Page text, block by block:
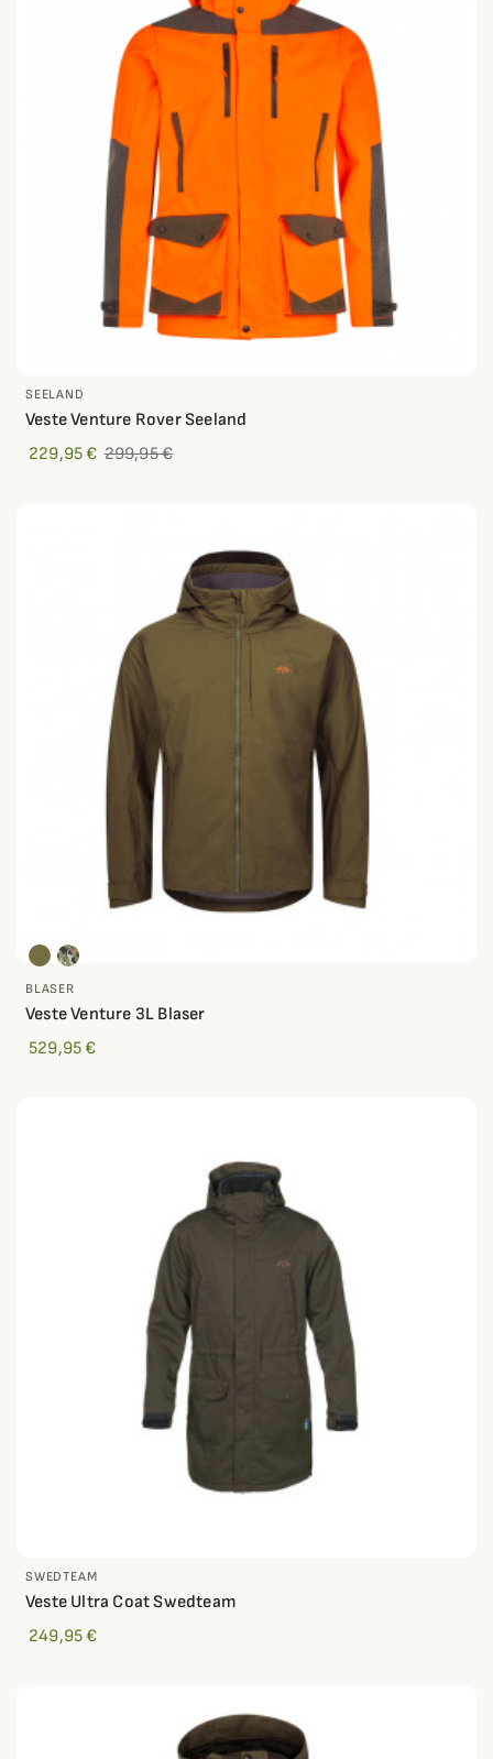
SEELAND
Veste Venture Rover Seeland
229,95 € 299,95 €
BLASER
Veste Venture 3L Blaser
529,95 €
SWEDTEAM
Veste Ultra Coat Swedteam
249,95 €